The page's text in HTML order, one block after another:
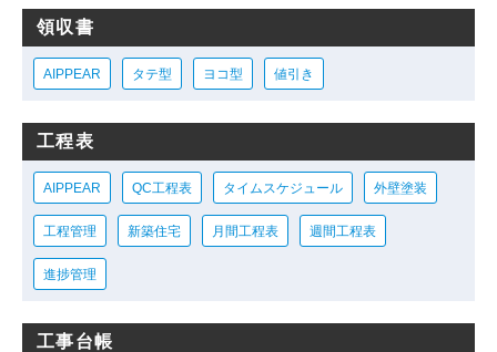
領収書
AIPPEAR タテ型 ヨコ型 値引き
工程表
AIPPEAR QC工程表 タイムスケジュール 外壁塗装
工程管理 新築住宅 月間工程表 週間工程表
進捗管理
工事台帳